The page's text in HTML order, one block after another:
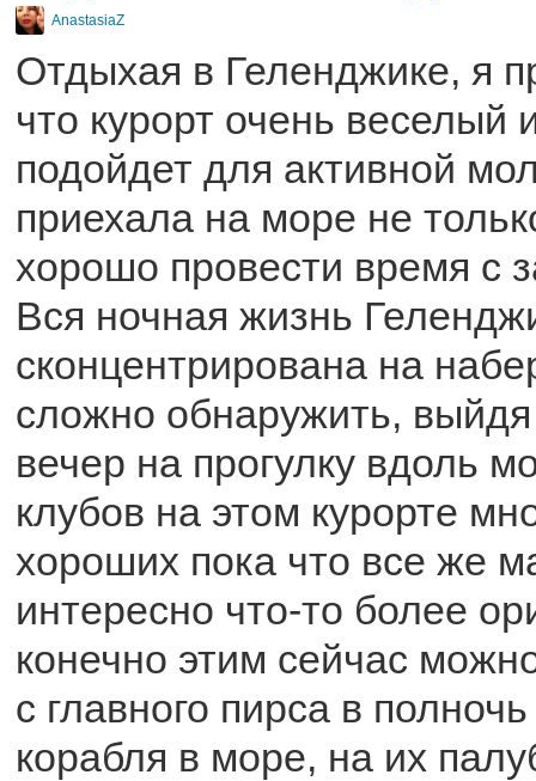
AnastasiaZ
Отдыхая в Геленджике, я
что курорт очень веселый
подойдет для активной
приехала на море не
хорошо провести время с
Вся ночная жизнь
сконцентрирована на
сложно обнаружить,
вечер на прогулку вдоль
клубов на этом курорте
хороших пока что все же
интересно что-то более
конечно этим сейчас
с главного пирса в
корабля в море, на их